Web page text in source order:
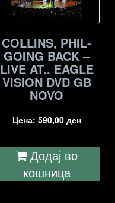
COLLINS, PHIL-
GOING BACK –
LIVE AT.. EAGLE
VISION DVD GB
NOVO
Цена: 590,00 ден
Додај во
кошница